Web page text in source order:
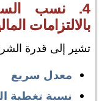
4. نسب
بالالتزامات
تشير إلى قدرة
معدل سريع
نسبة تغطية